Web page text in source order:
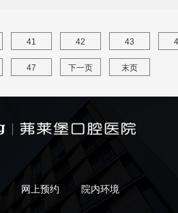
41 42 43
47 下一页 末页
网上预约 院内环境